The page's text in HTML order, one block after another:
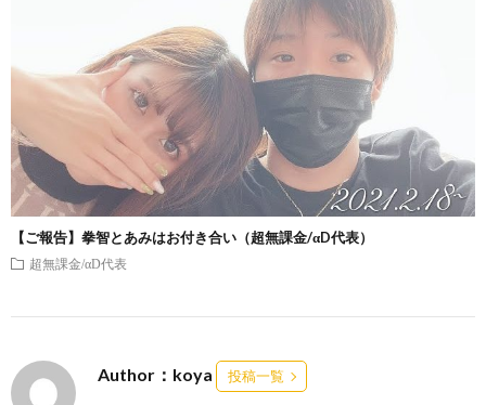
【ご報告】拳智とあみはお付き合い（超無課金/αD代表）
超無課金/αD代表
Author：koya 投稿一覧